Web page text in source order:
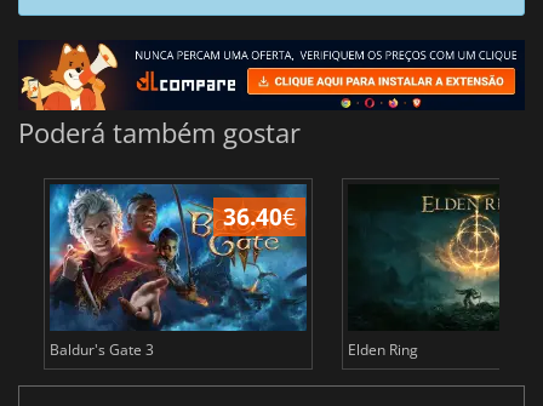
Poderá também gostar
36.40€
Baldur's Gate 3 Elden Ring